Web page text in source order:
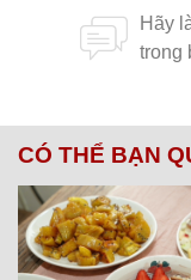
CÓ THỂ BẠN